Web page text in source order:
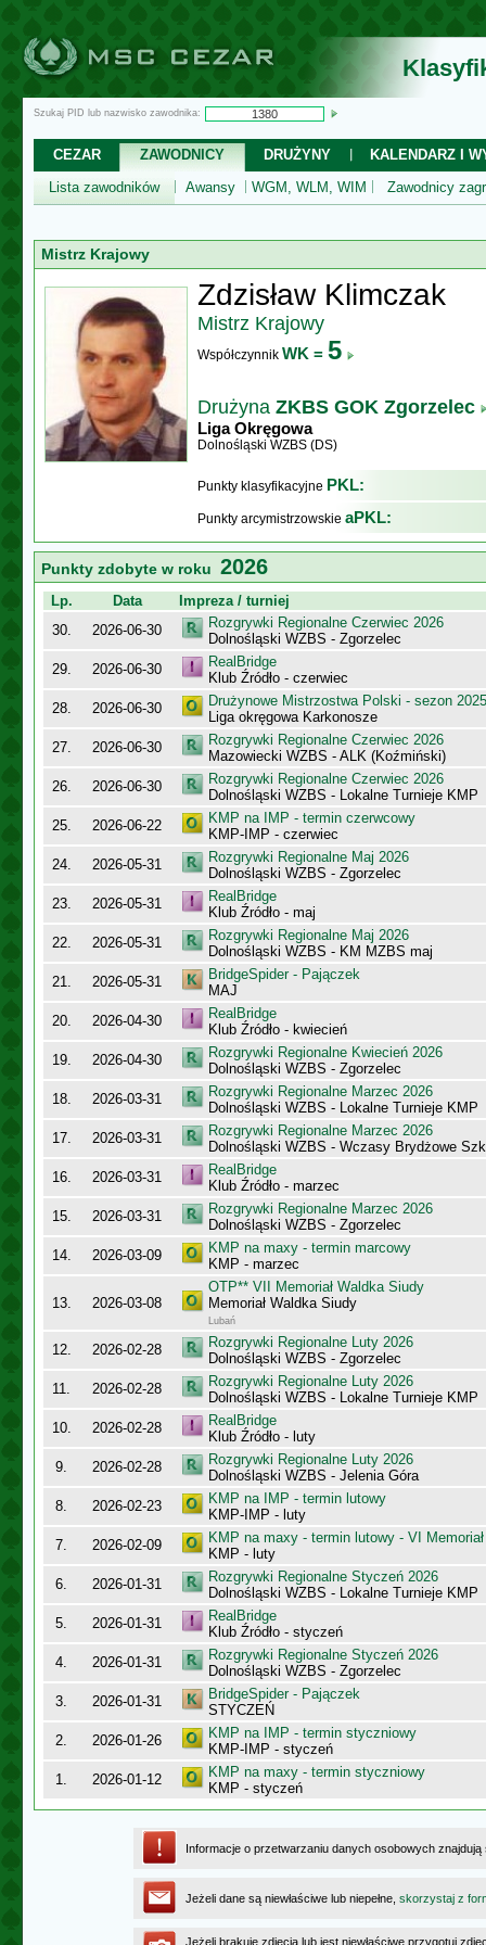
Szukaj PID lub nazwisko zawodnika:
CEZAR ZAWODNICY DRUŻYNY
KALENDARZ I
Lista zawodników
Awansy WGM, WLM, WIM Zawodnicy
Mistrz Krajowy
Zdzisław Klimczak
Mistrz Krajowy
Współczynnik WK = 5
Drużyna ZKBS GOK Zgorzelec
Liga Okręgowa
Dolnośląski WZBS (DS)
Punkty klasyfikacyjne PKL:
Punkty arcymistrzowskie aPKL:
Punkty zdobyte w roku 2026
Lp. Data
Impreza / turniej
30.
2026-06-30
Rozgrywki Regionalne Czerwiec 2026
Dolnośląski WZBS - Zgorzelec
29.
2026-06-30
RealBridge
Klub Źródło - czerwiec
28.
2026-06-30
Drużynowe Mistrzostwa Polski - sezon
Liga okręgowa Karkonosze
27.
2026-06-30
Rozgrywki Regionalne Czerwiec 2026
Mazowiecki WZBS - ALK (Koźmiński)
26.
2026-06-30
Rozgrywki Regionalne Czerwiec 2026
Dolnośląski WZBS - Lokalne Turnieje KMP
25.
2026-06-22
KMP na IMP - termin czerwcowy
KMP-IMP - czerwiec
24.
2026-05-31
Rozgrywki Regionalne Maj 2026
Dolnośląski WZBS - Zgorzelec
23.
2026-05-31
RealBridge
Klub Źródło - maj
22.
2026-05-31
Rozgrywki Regionalne Maj 2026
Dolnośląski WZBS - KM MZBS maj
21.
2026-05-31
BridgeSpider - Pajączek
MAJ
20.
2026-04-30
RealBridge
Klub Źródło - kwiecień
19.
2026-04-30
Rozgrywki Regionalne Kwiecień 2026
Dolnośląski WZBS - Zgorzelec
18.
2026-03-31
Rozgrywki Regionalne Marzec 2026
Dolnośląski WZBS - Lokalne Turnieje KMP
17.
2026-03-31
Rozgrywki Regionalne Marzec 2026
Dolnośląski WZBS - Wczasy Brydżowe
16.
2026-03-31
RealBridge
Klub Źródło - marzec
15.
2026-03-31
Rozgrywki Regionalne Marzec 2026
Dolnośląski WZBS - Zgorzelec
14.
2026-03-09
KMP na maxy - termin marcowy
KMP - marzec
13. 2026-03-08
OTP** VII Memoriał Waldka Siudy
Memoriał Waldka Siudy
Lubań
12. 2026-02-28
Rozgrywki Regionalne Luty 2026
Dolnośląski WZBS - Zgorzelec
11.
2026-02-28
Rozgrywki Regionalne Luty 2026
Dolnośląski WZBS - Lokalne Turnieje KMP
10.
2026-02-28
RealBridge
Klub Źródło - luty
9.
2026-02-28
Rozgrywki Regionalne Luty 2026
Dolnośląski WZBS - Jelenia Góra
8.
2026-02-23
KMP na IMP - termin lutowy
KMP-IMP - luty
7.
2026-02-09
KMP na maxy - termin lutowy - VI
KMP - luty
6.
2026-01-31
Rozgrywki Regionalne Styczeń 2026
Dolnośląski WZBS - Lokalne Turnieje KMP
5.
2026-01-31
RealBridge
Klub Źródło - styczeń
4.
2026-01-31
Rozgrywki Regionalne Styczeń 2026
Dolnośląski WZBS - Zgorzelec
3.
2026-01-31
BridgeSpider - Pajączek
STYCZEŃ
2.
2026-01-26
KMP na IMP - termin styczniowy
KMP-IMP - styczeń
1.
2026-01-12
KMP na maxy - termin styczniowy
KMP - styczeń
Informacje o przetwarzaniu danych osobowych
Jeżeli dane są niewłaściwe lub niepełne, skorzystaj z
Jeżeli brakuje zdjęcia lub jest niewłaściwe przygotuj